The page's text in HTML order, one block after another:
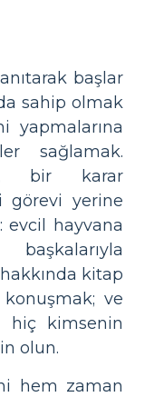
başlar
sahip olmak
yapmalarına
sağlamak.
bir karar
görevi yerine
evcil hayvana
kitap
ve
hiç kimsenin
olun.
hem zaman